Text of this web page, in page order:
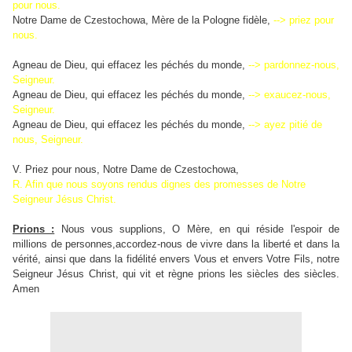
pour nous.
Notre Dame de Czestochowa, Mère de la Pologne fidèle, --> priez pour
nous.
Agneau de Dieu, qui effacez les péchés du monde, --> pardonnez-nous,
Seigneur.
Agneau de Dieu, qui effacez les péchés du monde, --> exaucez-nous,
Seigneur.
Agneau de Dieu, qui effacez les péchés du monde, --> ayez pitié de
nous, Seigneur.
V. Priez pour nous, Notre Dame de Czestochowa,
R. Afin que nous soyons rendus dignes des promesses de Notre
Seigneur Jésus Christ.
Prions :
Nous vous supplions, O Mère, en qui réside l'espoir de
millions de personnes,accordez-nous de vivre dans la liberté et dans la
vérité, ainsi que dans la fidélité envers Vous et envers Votre Fils, notre
Seigneur Jésus Christ, qui vit et règne prions les siècles des siècles.
Amen